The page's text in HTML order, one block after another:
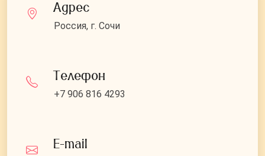
Адрес
Россия, г. Сочи
Телефон
+7 906 816 4293
E-mail